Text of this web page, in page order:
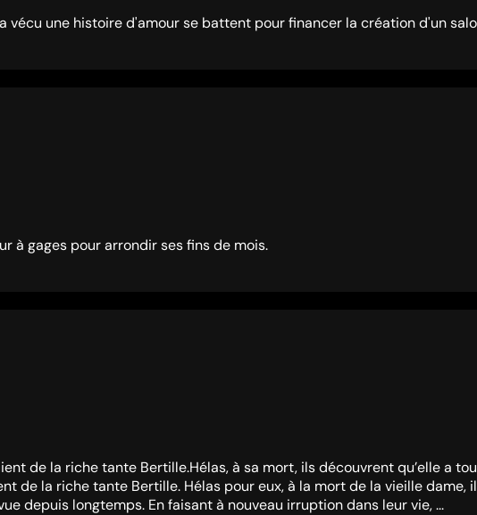
une histoire d'amour se battent pour financer la création d'un
à gages pour arrondir ses fins de mois.
de la riche tante Bertille.Hélas, à sa mort, ils découvrent qu’elle a
de la riche tante Bertille. Hélas pour eux, à la mort de la vieille dame,
depuis longtemps. En faisant à nouveau irruption dans leur vie, ...